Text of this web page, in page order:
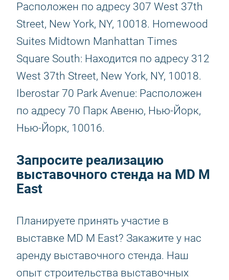
Расположен по адресу 307 West 37th
Street, New York, NY, 10018. Homewood
Suites Midtown Manhattan Times
Square South: Находится по адресу 312
West 37th Street, New York, NY, 10018.
Iberostar 70 Park Avenue: Расположен
по адресу 70 Парк Авеню, Нью-Йорк,
Нью-Йорк, 10016.
Запросите реализацию
выставочного стенда на MD M
East
Планируете принять участие в
выставке MD M East? Закажите у нас
аренду выставочного стенда. Наш
опыт строительства выставочных